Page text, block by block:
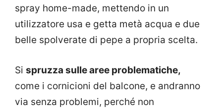
spray home-made, mettendo in un
utilizzatore usa e getta metà acqua e due
belle spolverate di pepe a propria scelta.
Si spruzza sulle aree problematiche,
come i cornicioni del balcone, e andranno
via senza problemi, perché non